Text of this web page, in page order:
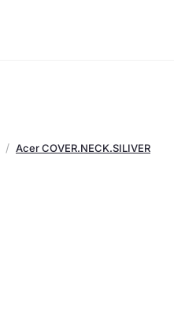
Acer COVER.NECK.SILIVER